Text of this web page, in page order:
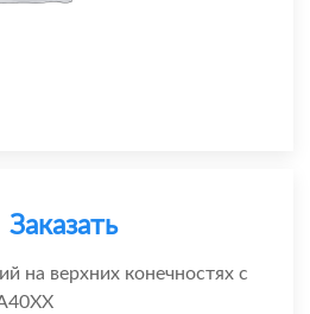
Заказать
на верхних конечностях с